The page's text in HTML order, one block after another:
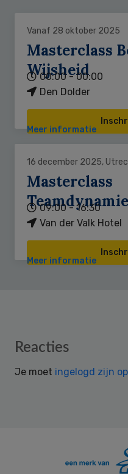
Vanaf 28 oktober 2025
Masterclass
Wijsheid
00:00 - 00:00
Den Dolder
Meer informatie
16 december 2025,
Masterclass
09:00 - 16:30
Van der Valk Hotel
Meer informatie
Reader
Reacties
Je moet ingelogd zijn op